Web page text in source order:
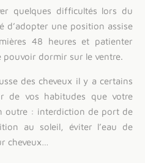
quelques difficultés lors du
d’adopter une position assise
48 heures et patienter
pouvoir dormir sur le ventre.
des cheveux il y a certains
de vos habitudes que votre
outre : interdiction de port de
au soleil, éviter l’eau de
cheveux…